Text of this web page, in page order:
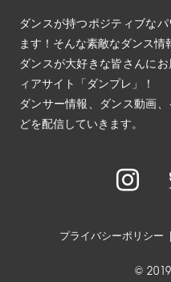
ダンスが持つポジティブな
ます！そんな素敵なダンス情
ダンスが大好きな皆さんに
ィアサイト「ダンプレ」！
ダンサー情報、ダンス動画
どを配信していきます。
プライバシーポリシー
©